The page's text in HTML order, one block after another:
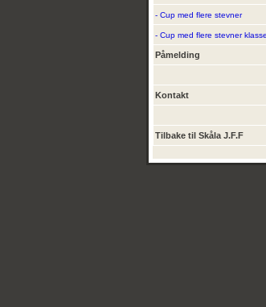
- Cup med flere stevner
- Cup med flere stevner
Påmelding
Kontakt
Tilbake til Skåla J.F.F